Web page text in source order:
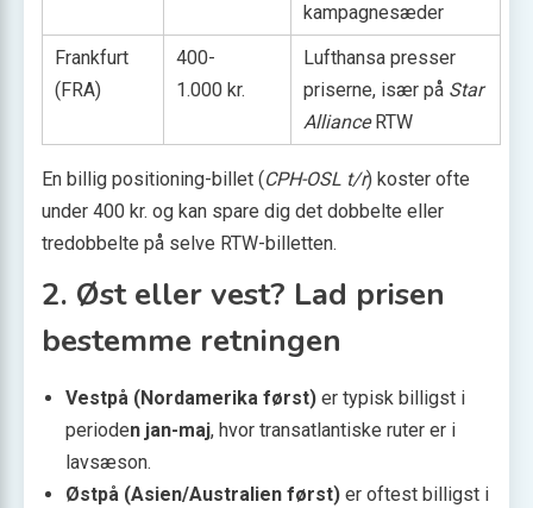
kampagnesæder
Frankfurt
(FRA)
400-
1.000 kr.
Lufthansa presser
priserne, især på Star
AllianceRTW
En billig positioning-billet (CPH-OSL t/r) koster ofte
under 400 kr. og kan spare dig det dobbelte eller
tredobbelte på selve RTW-billetten.
2. Øst eller vest? Lad prisen
bestemme retningen
Vestpå (Nordamerika først) er typisk billigst i
perioden jan-maj, hvor transatlantiske ruter er i
lavsæson.
Østpå (Asien/Australien først) er oftest billigst i